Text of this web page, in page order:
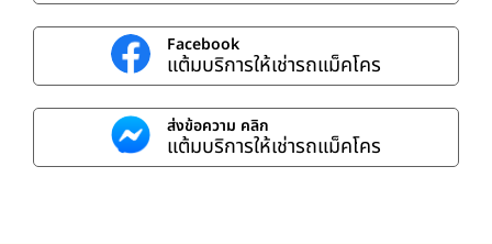
Facebook
แต้มบริการให้เช่ารถแม็คโคร
ส่งข้อความ คลิก
แต้มบริการให้เช่ารถแม็คโคร